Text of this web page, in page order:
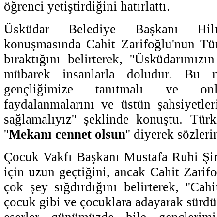
öğrenci yetiştirdiğini hatırlattı.
Üsküdar Belediye Başkanı
konuşmasında Cahit Zarifoğlu'nun
bıraktığını belirterek,
mübarek insanlarla doludur. Bu
gençliğimize tanıtmalı ve
faydalanmalarını ve üstün
sağlamalıyız'' şeklinde konuştu.
''Mekanı cennet olsun'' diyerek
Çocuk Vakfı Başkanı Mustafa Ruhi
için uzun geçtiğini, ancak Cahit
çok şey sığdırdığını belirterek,
çocuk gibi ve çocuklara adayarak